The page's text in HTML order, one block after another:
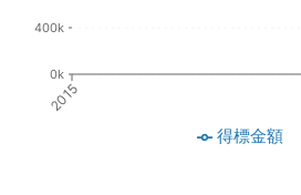
2015
0k
400k
得標金額